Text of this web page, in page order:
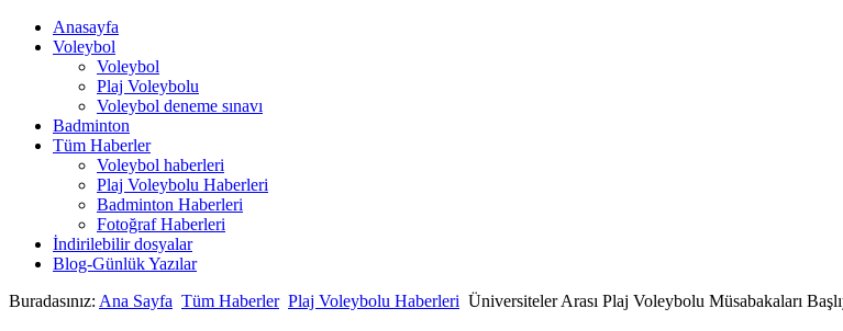
Anasayfa
Voleybol
Voleybol
Plaj Voleybolu
Voleybol deneme sınavı
Badminton
Tüm Haberler
Voleybol haberleri
Plaj Voleybolu Haberleri
Badminton Haberleri
Fotoğraf Haberleri
İndirilebilir dosyalar
Blog-Günlük Yazılar
Buradasınız: Ana Sayfa Tüm Haberler Plaj Voleybolu Haberleri Üniversiteler Arası Plaj Voleybolu Müsabakaları